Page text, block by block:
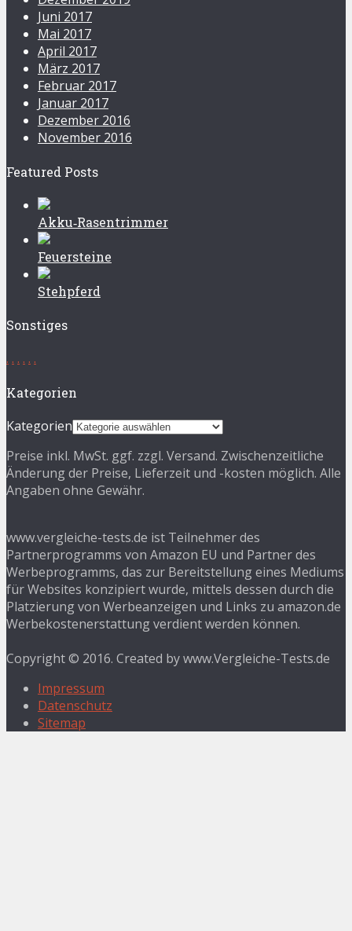
Juni 2017
Mai 2017
April 2017
März 2017
Februar 2017
Januar 2017
Dezember 2016
November 2016
Featured Posts
Akku‑Rasentrimmer
Feuersteine
Stehpferd
Sonstiges
. . . . . .
Kategorien
Kategorien
Preise inkl. MwSt. ggf. zzgl. Versand. Zwischenzeitliche
Änderung der Preise, Lieferzeit und -kosten möglich. Alle
Angaben ohne Gewähr.
www.vergleiche-tests.de ist Teilnehmer des
Partnerprogramms von Amazon EU und Partner des
Werbeprogramms, das zur Bereitstellung eines Mediums
für Websites konzipiert wurde, mittels dessen durch die
Platzierung von Werbeanzeigen und Links zu amazon.de
Werbekostenerstattung verdient werden können.
Copyright © 2016. Created by www.Vergleiche-Tests.de
Impressum
Datenschutz
Sitemap